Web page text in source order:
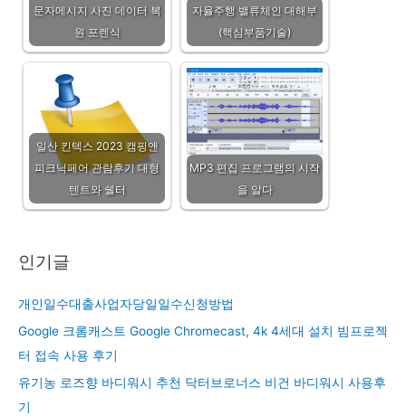
문자메시지 사진 데이터 복
원 포렌식
자율주행 밸류체인 대해부
(핵심부품기술)
일산 킨텍스 2023 캠핑앤
피크닉페어 관람후기 대형
텐트와 쉘터
MP3 편집 프로그램의 시작
을 알다
인기글
개인일수대출사업자당일일수신청방법
Google 크롬캐스트 Google Chromecast, 4k 4세대 설치 빔프로젝
터 접속 사용 후기
유기농 로즈향 바디워시 추천 닥터브로너스 비건 바디워시 사용후
기